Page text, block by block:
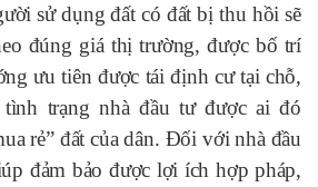
sử dụng đất có đất bị thu hồi sẽ
đúng giá thị trường, được bố trí
ưu tiên được tái định cư tại chỗ,
trạng nhà đầu tư được ai đó
rẻ” đất của dân. Đối với nhà đầu
đảm bảo được lợi ích hợp pháp,